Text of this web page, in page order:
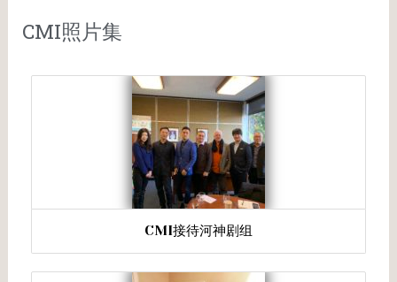
CMI照片集
CMI接待河神剧组